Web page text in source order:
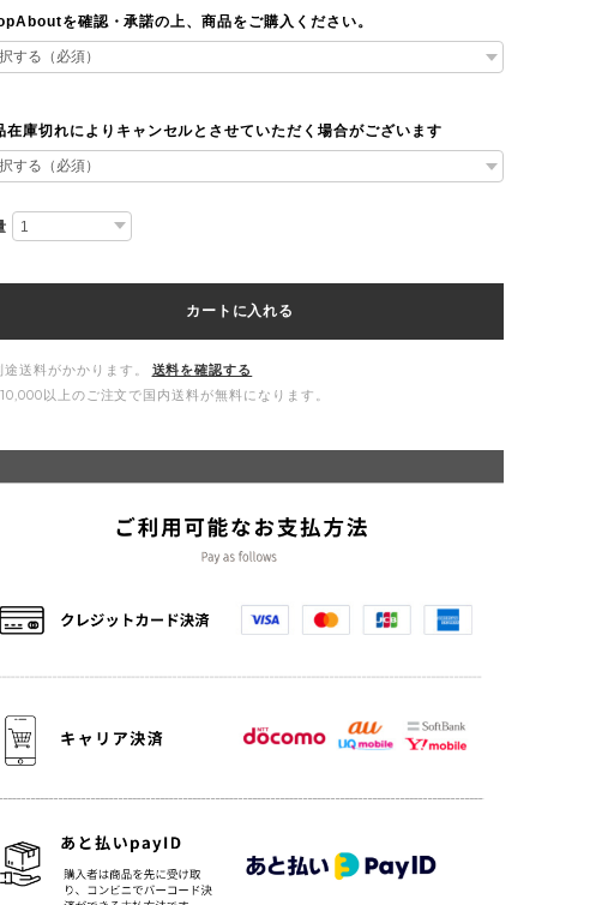
を確認・承諾の上、商品をご購入ください。
在庫切れによりキャンセルとさせていただく場合がございます
カートに入れる
送料がかかります。
送料を確認する
以上のご注文で国内送料が無料になります。